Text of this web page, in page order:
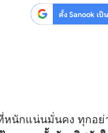
ตั้ง Sanook เป็
นักแน่นมั่นคง ทุกอย่